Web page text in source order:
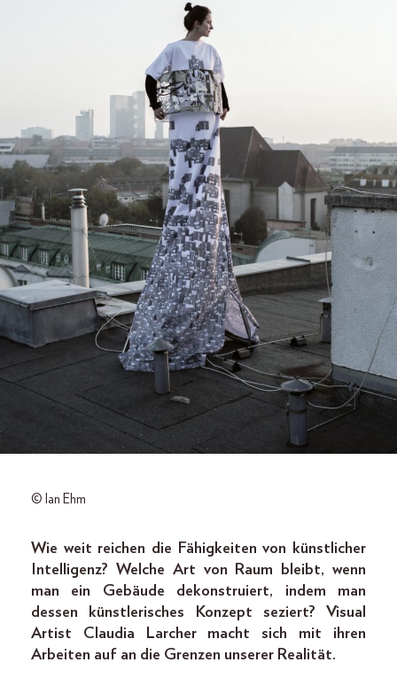
© Ian Ehm
Wie weit reichen die Fähigkeiten von künstlicher
Intelligenz? Welche Art von Raum bleibt, wenn
man ein Gebäude dekonstruiert, indem man
dessen künstlerisches Konzept seziert? Visual
Artist ­Claudia Larcher macht sich mit ihren
Arbeiten auf an die Grenzen unserer Realität.